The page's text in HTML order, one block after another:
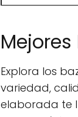
Explora los
variedad,
elaborada te